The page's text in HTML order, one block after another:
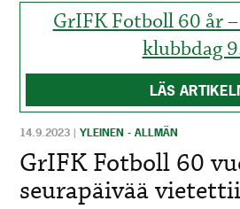
GrIFK Fotboll 60 år
klubbdag
LÄS
14.9.2023 |YLEINEN - ALLMÄN
GrIFK Fotboll 60
seurapäivää